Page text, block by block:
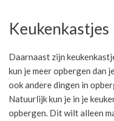
Keukenkastjes
Daarnaast zijn
kun je meer opbergen dan
ook andere dingen in
Natuurlijk kun je in je
opbergen. Dit wilt alleen